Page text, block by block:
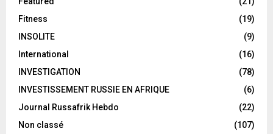
Fitness
(19)
INSOLITE
(9)
International
(16)
INVESTIGATION
(78)
INVESTISSEMENT RUSSIE EN AFRIQUE
(6)
Journal Russafrik Hebdo
(22)
Non classé
(107)